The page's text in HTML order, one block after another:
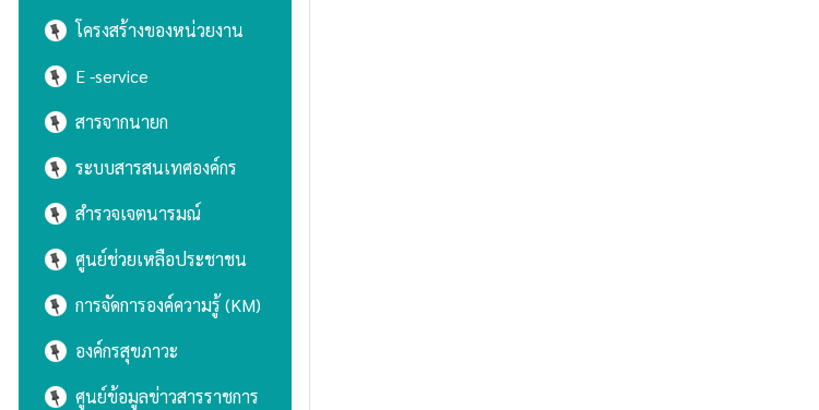
โครงสร้างของหน่วยงาน
E -service
สารจากนายก
ระบบสารสนเทศองค์กร
สำรวจเจตนารมณ์
ศูนย์ช่วยเหลือประชาชน
การจัดการองค์ความรู้ (KM)
องค์กรสุขภาวะ
ศูนย์ข้อมูลข่าวสารราชการ